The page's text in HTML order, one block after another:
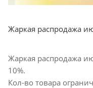
Жаркая распродажа
Жаркая распродажа
10%.
Кол-во товара